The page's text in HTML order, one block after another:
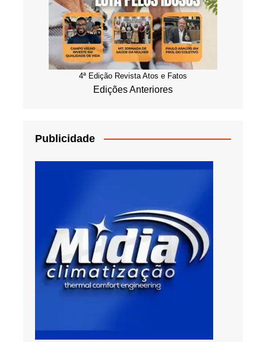
4ª Edição Revista Atos e Fatos
Edições Anteriores
Publicidade